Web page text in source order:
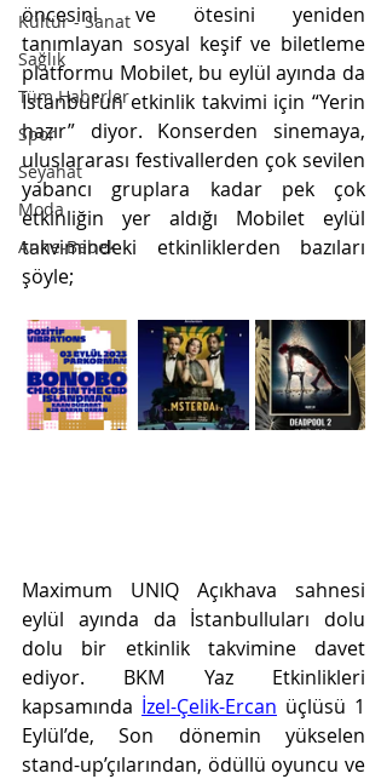
Kültür - Sanat
Sağlık
Tüm Haberler
Spor
Seyahat
Moda
Anne-Bebek
öncesini ve ötesini yeniden
tanımlayan sosyal keşif ve biletleme
platformu Mobilet, bu eylül ayında da
İstanbul’un etkinlik takvimi için “Yerin
hazır” diyor. Konserden sinemaya,
uluslararası festivallerden çok sevilen
yabancı gruplara kadar pek çok
etkinliğin yer aldığı Mobilet eylül
takvimindeki etkinliklerden bazıları
şöyle;
Maximum UNIQ Açıkhava sahnesi
eylül ayında da İstanbulluları dolu
dolu bir etkinlik takvimine davet
ediyor. BKM Yaz Etkinlikleri
kapsamında İzel-Çelik-Ercan üçlüsü 1
Eylül’de, Son dönemin yükselen
stand-up’çılarından, ödüllü oyuncu ve